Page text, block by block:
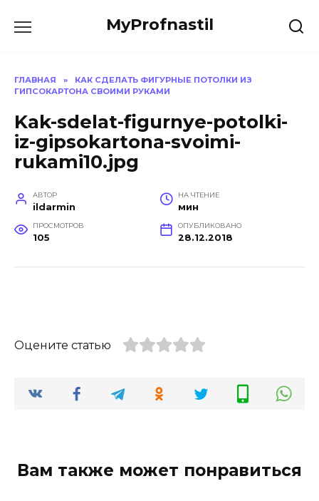
MyProfnastil
ГЛАВНАЯ »
КАК СДЕЛАТЬ ФИГУРНЫЕ ПОТОЛКИ ИЗ
ГИПСОКАРТОНА СВОИМИ РУКАМИ
Kak-sdelat-figurnye-potolki-
iz-gipsokartona-svoimi-
rukami10.jpg
АВТОР
ildarmin
НА ЧТЕНИЕ
мин
ПРОСМОТРОВ
105
ОПУБЛИКОВАНО
28.12.2018
Оцените статью
Вам также может понравиться